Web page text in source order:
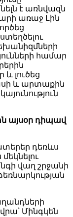
է առնվազն
առաջ Լին
համար
լուծեց
և արտաքին
այսօր դիպավ
դեռևս
վաղ շրջանի
Մինգկեն